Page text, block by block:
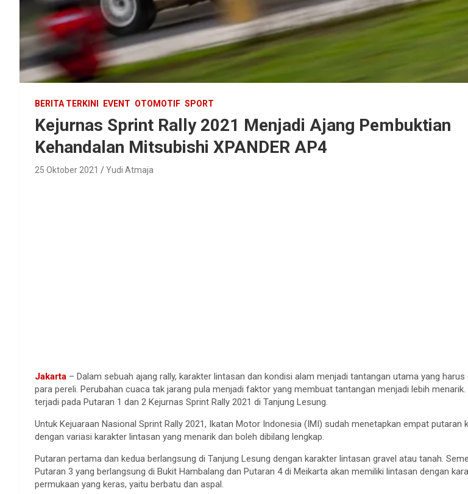
BERITA TERKINI EVENT OTOMOTIF SPORT
Kejurnas Sprint Rally 2021 Menjadi Ajang Pembuktian
Kehandalan Mitsubishi XPANDER AP4
25 Oktober 2021 Yudi Atmaja
Jakarta – Dalam sebuah ajang rally, karakter lintasan dan kondisi alam menjadi tantangan utama yang harus
para pereli. Perubahan cuaca tak jarang pula menjadi faktor yang membuat tantangan menjadi lebih menarik.
terjadi pada Putaran 1 dan 2 Kejurnas Sprint Rally 2021 di Tanjung Lesung.
Untuk Kejuaraan Nasional Sprint Rally 2021, Ikatan Motor Indonesia (IMI) sudah menetapkan empat putaran
dengan variasi karakter lintasan yang menarik dan boleh dibilang lengkap.
Putaran pertama dan kedua berlangsung di Tanjung Lesung dengan karakter lintasan gravel atau tanah.
Putaran 3 yang berlangsung di Bukit Hambalang dan Putaran 4 di Meikarta akan memiliki lintasan dengan
permukaan yang keras, yaitu berbatu dan aspal.